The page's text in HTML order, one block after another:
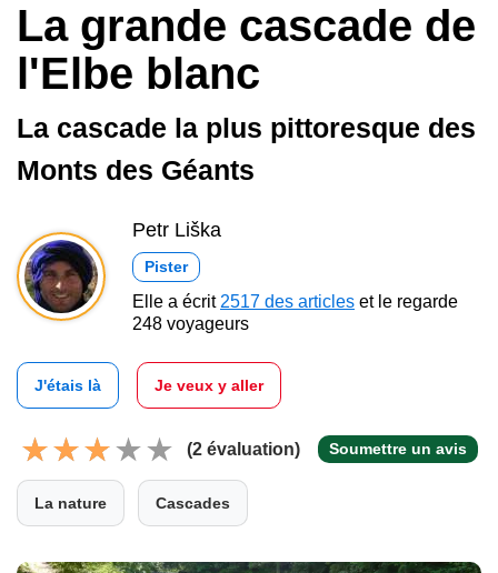
La grande cascade de
l'Elbe blanc
La cascade la plus pittoresque des
Monts des Géants
Petr Liška
Pister
Elle a écrit 2517 des articles et le regarde
248 voyageurs
J'étais là Je veux y aller
(2 évaluation) Soumettre un avis
La nature Cascades